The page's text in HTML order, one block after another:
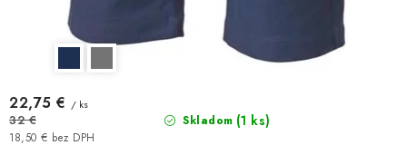
Skladom (1 ks)
18,50 € bez DPH
22,75 € / ks
32 €